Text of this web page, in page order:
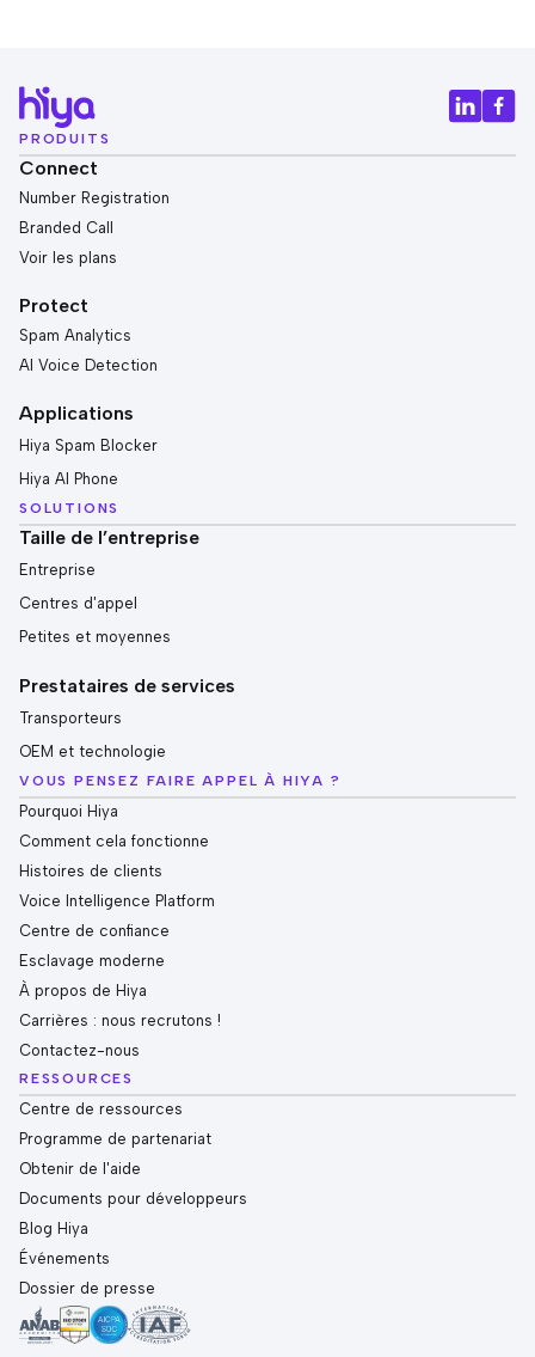
PRODUITS
Connect
Number Registration
Branded Call
Voir les plans
Protect
Spam Analytics
AI Voice Detection
Applications
Hiya Spam Blocker
Hiya AI Phone
SOLUTIONS
Taille de l’entreprise
Entreprise
Centres d'appel
Petites et moyennes
Prestataires de services
Transporteurs
OEM et technologie
VOUS PENSEZ FAIRE APPEL À HIYA ?
Pourquoi Hiya
Comment cela fonctionne
Histoires de clients
Voice Intelligence Platform
Centre de confiance
Esclavage moderne
À propos de Hiya
Carrières : nous recrutons !
Contactez-nous
RESSOURCES
Centre de ressources
Programme de partenariat
Obtenir de l'aide
Documents pour développeurs
Blog Hiya
Événements
Dossier de presse